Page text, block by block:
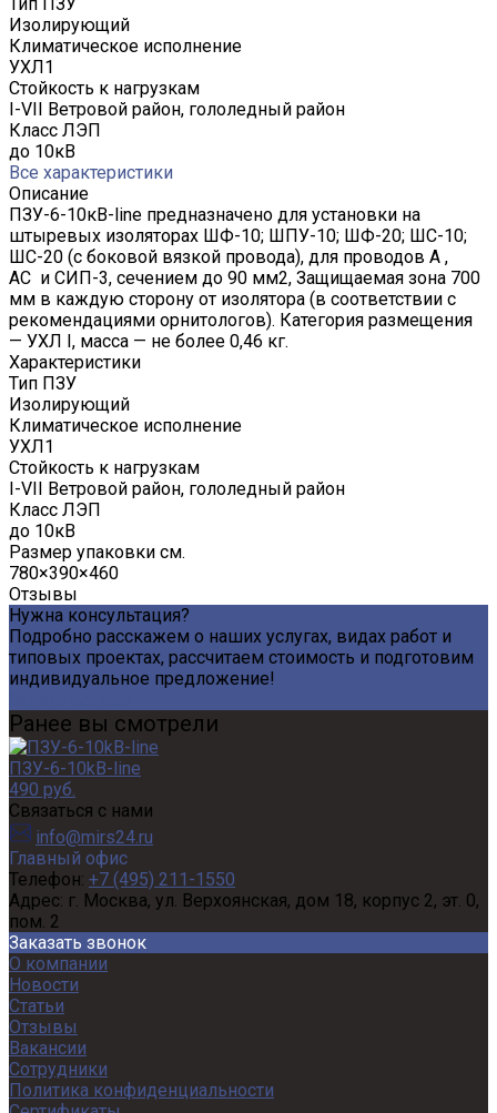
Изолирующий
Климатическое исполнение
УХЛ1
Стойкость к нагрузкам
I-VII Ветровой район, гололедный район
Класс ЛЭП
до 10кВ
Все характеристики
Описание
ПЗУ-6-10кВ-line предназначено для установки на
штыревых изоляторах ШФ-10; ШПУ-10; ШФ-20; ШС-10;
ШС-20 (с боковой вязкой провода), для проводов А ,
АС и СИП-3, сечением до 90 мм2, Защищаемая зона 700
мм в каждую сторону от изолятора (в соответствии с
рекомендациями орнитологов). Категория размещения
— УХЛ I, масса — не более 0,46 кг.
Характеристики
Тип ПЗУ
Изолирующий
Климатическое исполнение
УХЛ1
Стойкость к нагрузкам
I-VII Ветровой район, гололедный район
Класс ЛЭП
до 10кВ
Размер упаковки см.
780×390×460
Отзывы
Нужна консультация?
Подробно расскажем о наших услугах, видах работ и
типовых проектах, рассчитаем стоимость и подготовим
индивидуальное предложение!
Ранее вы смотрели
ПЗУ-6-10kB-line
490 руб.
Связаться с нами
info@mirs24.ru
Главный офис
Телефон: +7 (495) 211-1550
Адрес: г. Москва, ул. Верхоянская, дом 18, корпус 2, эт. 0,
пом. 2
Заказать звонок
О компании
Новости
Статьи
Отзывы
Вакансии
Сотрудники
Политика конфиденциальности